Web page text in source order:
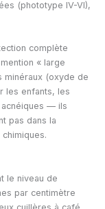
(phototype IV-VI),
complète
« large
minéraux (oxyde de
les enfants, les
— ils
pas dans la
le niveau de
par centimètre